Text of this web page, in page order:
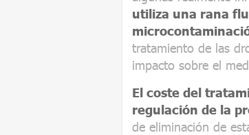
utiliza una rana
tratamiento de las
impacto sobre el
El coste del
regulación de la
de eliminación de